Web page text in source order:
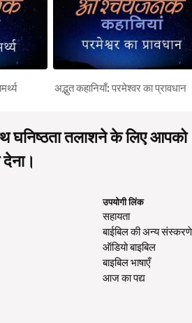
अद्भुत कहानियाँ: परमेश्वर का प्रावधान
घनिष्ठता तलाशने के लिए आपको
उपयोगी लिंक
सहायता
बाईबिल की अन्य संस्करणे
ऑडियो बाइबिल
बाइबिल भाषाएँ
आज का पद्य